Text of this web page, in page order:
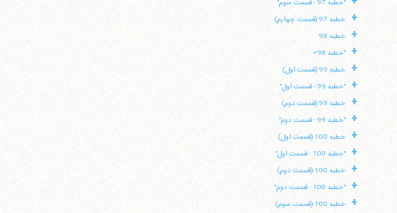
"خطبه 97 - قسمت سوم"
+ خطبه 97 (قسمت چهارم)
+ خطبه 98
+ "خطبه 98»
+ خطبه 99 (قسمت اول)
+ "خطبه 99 - قسمت اول"
+ خطبه 99 (قسمت دوم)
+ "خطبه 99 - قسمت دوم"
+ خطبه 100 (قسمت اول)
+ "خطبه 100 - قسمت اول"
+ خطبه 100 (قسمت دوم)
+ "خطبه 100 - قسمت دوم"
+ خطبه 100 (قسمت سوم)